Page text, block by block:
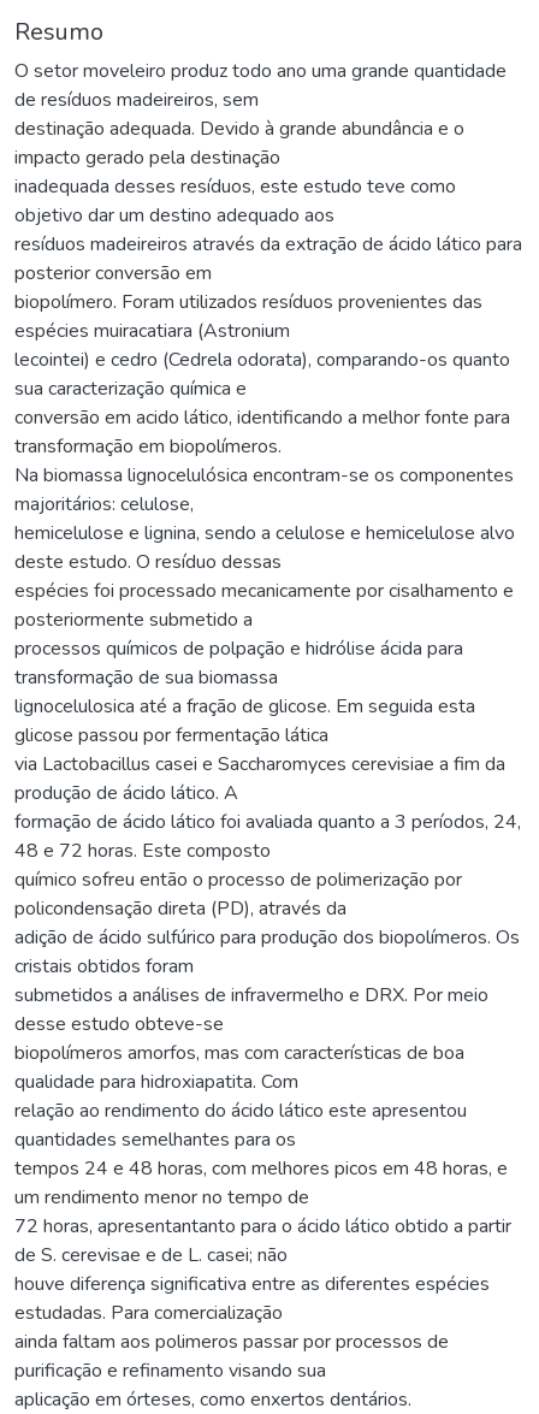
Resumo
O setor moveleiro produz todo ano uma grande quantidade
de resíduos madeireiros, sem
destinação adequada. Devido à grande abundância e o
impacto gerado pela destinação
inadequada desses resíduos, este estudo teve como
objetivo dar um destino adequado aos
resíduos madeireiros através da extração de ácido lático para
posterior conversão em
biopolímero. Foram utilizados resíduos provenientes das
espécies muiracatiara (Astronium
lecointei) e cedro (Cedrela odorata), comparando-os quanto
sua caracterização química e
conversão em acido lático, identificando a melhor fonte para
transformação em biopolímeros.
Na biomassa lignocelulósica encontram-se os componentes
majoritários: celulose,
hemicelulose e lignina, sendo a celulose e hemicelulose alvo
deste estudo. O resíduo dessas
espécies foi processado mecanicamente por cisalhamento e
posteriormente submetido a
processos químicos de polpação e hidrólise ácida para
transformação de sua biomassa
lignocelulosica até a fração de glicose. Em seguida esta
glicose passou por fermentação lática
via Lactobacillus casei e Saccharomyces cerevisiae a fim da
produção de ácido lático. A
formação de ácido lático foi avaliada quanto a 3 períodos, 24,
48 e 72 horas. Este composto
químico sofreu então o processo de polimerização por
policondensação direta (PD), através da
adição de ácido sulfúrico para produção dos biopolímeros. Os
cristais obtidos foram
submetidos a análises de infravermelho e DRX. Por meio
desse estudo obteve-se
biopolímeros amorfos, mas com características de boa
qualidade para hidroxiapatita. Com
relação ao rendimento do ácido lático este apresentou
quantidades semelhantes para os
tempos 24 e 48 horas, com melhores picos em 48 horas, e
um rendimento menor no tempo de
72 horas, apresentantanto para o ácido lático obtido a partir
de S. cerevisae e de L. casei; não
houve diferença significativa entre as diferentes espécies
estudadas. Para comercialização
ainda faltam aos polimeros passar por processos de
purificação e refinamento visando sua
aplicação em órteses, como enxertos dentários.